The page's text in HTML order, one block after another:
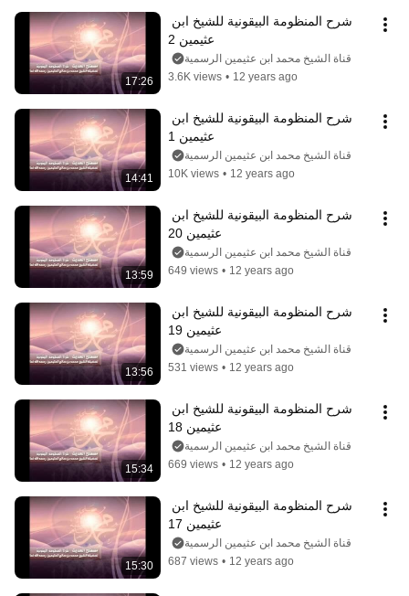
17:26
عثيمين 2
قناة الشيخ محمد ابن عثيمين الرسمية
3.6K views • 12 years ago
14:41
عثيمين 1
قناة الشيخ محمد ابن عثيمين الرسمية
10K views • 12 years ago
13:59
عثيمين 20
قناة الشيخ محمد ابن عثيمين الرسمية
649 views • 12 years ago
13:56
عثيمين 19
قناة الشيخ محمد ابن عثيمين الرسمية
531 views • 12 years ago
15:34
عثيمين 18
قناة الشيخ محمد ابن عثيمين الرسمية
669 views • 12 years ago
15:30
عثيمين 17
قناة الشيخ محمد ابن عثيمين الرسمية
687 views • 12 years ago